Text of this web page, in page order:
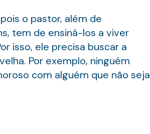
o pastor, além de
tem de ensiná-los a viver
isso, ele precisa buscar a
Por exemplo, ninguém
com alguém que não seja